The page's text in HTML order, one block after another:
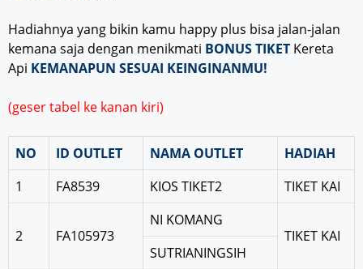
Hadiahnya yang bikin kamu happy plus bisa jalan-jalan
kemana saja dengan menikmati BONUS TIKET Kereta
Api KEMANAPUN SESUAI KEINGINANMU!
(geser tabel ke kanan kiri)
NO ID OUTLET NAMA OUTLET
HADIAH
1
FA8539 KIOS TIKET2 TIKET KAI
2 FA105973
NI KOMANG
TIKET KAI
SUTRIANINGSIH